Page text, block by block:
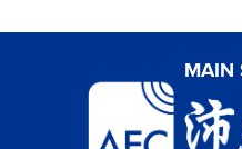
MAIN